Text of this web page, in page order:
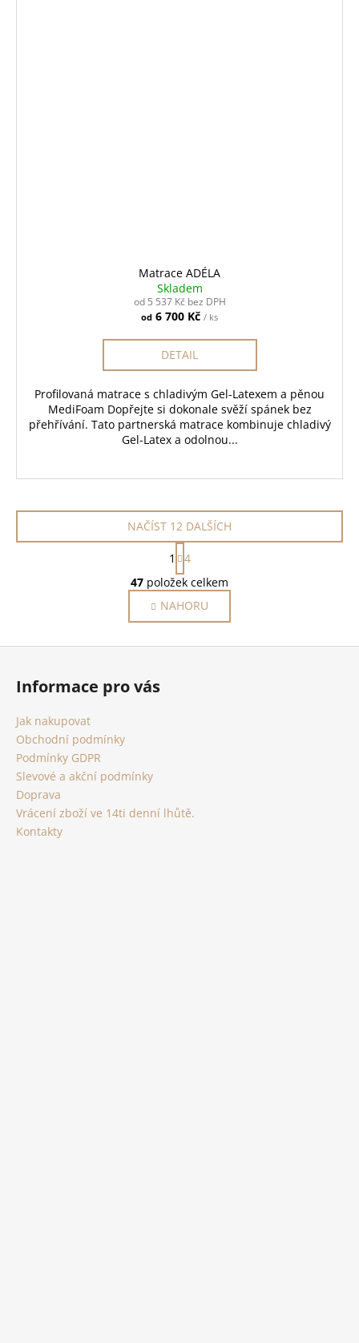
Matrace ADÉLA
Skladem
od 5 537 Kč bez DPH
od 6 700 Kč / ks
DETAIL
Profilovaná matrace s chladivým Gel-Latexem a pěnou
MediFoam Dopřejte si dokonale svěží spánek bez
přehřívání. Tato partnerská matrace kombinuje chladivý
Gel-Latex a odolnou...
O
v
l
á
d
v
ý
NAČÍST 12 DALŠÍCH
S
t
r
á
n
k
1
4
47 položek celkem
NAHORU
Informace pro vás
Jak nakupovat
Obchodní podmínky
Podmínky GDPR
Slevové a akční podmínky
Doprava
Vrácení zboží ve 14ti denní lhůtě.
Kontakty